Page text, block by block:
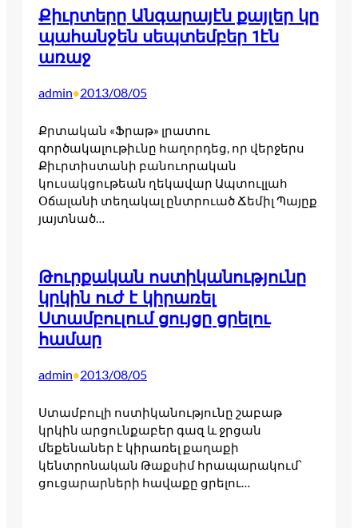
Քիւրտերը Անգարայէն քայլեր կը
պահանջեն սեպտեմբեր 1էն
առաջ
admin•2013/08/05
Քրտական «Ֆրաթ» լրատու
գործակալութիւնը հաղորդեց, որ վերջերս
Քիւրտիստանի բանուորական
կուսակցութեան ղեկավար Ապտուլլահ
Օճալանի տեղակալ ընտրուած Ճեմիլ Պայըք
յայտնած…
Թուրքական ոստիկանությունը
կրկին ուժ է կիրառել
Ստամբուլում ցույցը ցրելու
համար
admin•2013/08/05
Ստամբուլի ոստիկանությունը շաբաթ
կրկին արցունքաբեր գազ և ջրցան
մեքենաներ է կիրառել քաղաքի
կենտրոնական Թաքսիմ հրապարակում՝
ցուցարարների հավաքը ցրելու…